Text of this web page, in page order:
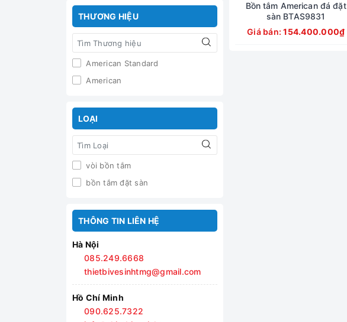
THƯƠNG HIỆU
American Standard
American
LOẠI
vòi bồn tắm
bồn tắm đặt sàn
THÔNG TIN LIÊN HỆ
Hà Nội
085.249.6668
thietbivesinhtmg@gmail.com
Hồ Chí Minh
090.625.7322
Bồn tắm American đá đặt
sàn BTAS9831
Giá bán:154.400.000₫